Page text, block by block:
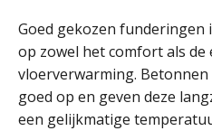
Goed gekozen
op zowel het comfort als
vloerverwarming.
goed op en geven deze
een gelijkmatige